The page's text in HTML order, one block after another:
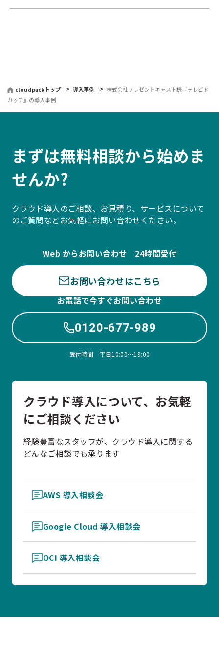
cloudpackトップ 導入事例
株式会社プレゼントキャスト様『テレビド
ガッチ』の導入事例
まずは無料相談から始めま
せんか?
クラウド導入のご相談、お見積り、サービスについて
のご質問などお気軽にお問い合わせください。
Web からお問い合わせ 24時間受付
お問い合わせはこちら
お電話で今すぐお問い合わせ
0120-677-989
受付時間 平日10:00〜19:00
クラウド導入について、お気軽
にご相談ください
経験豊富なスタッフが、クラウド導入に関する
どんなご相談でも承ります
AWS 導入相談会
Google Cloud 導入相談会
OCI 導入相談会